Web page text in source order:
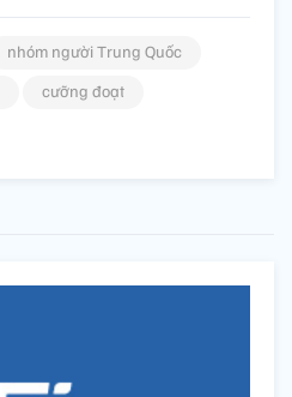
nhóm người Trung Quốc
cưỡng đoạt